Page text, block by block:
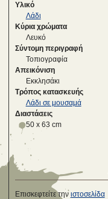
Υλικό
Λάδι
Κύρια χρώματα
Λευκό
Σύντομη περιγραφή
Τοπιογραφία
Απεικόνιση
Εκκλησάκι
Τρόπος κατασκευής
Λάδι σε μουσαμά
Διαστάσεις
50 x 63 cm
Επισκεφτείτε την ιστοσελίδα